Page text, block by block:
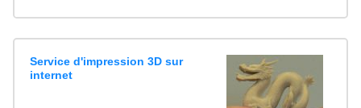
Service d'impression 3D sur
internet